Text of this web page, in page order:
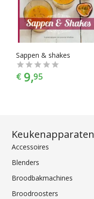
Sappen & shakes
€ 9,95
Keukenapparaten
Accessoires
Blenders
Broodbakmachines
Broodroosters